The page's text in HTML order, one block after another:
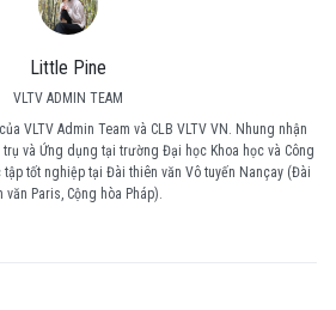
Little Pine
VLTV ADMIN TEAM
VLTV Admin Team và CLB VLTV VN. Nhung nhận
và Ứng dụng tại trường Đại học Khoa học và Công
tốt nghiệp tại Đài thiên văn Vô tuyến Nançay (Đài
văn Paris, Cộng hòa Pháp).